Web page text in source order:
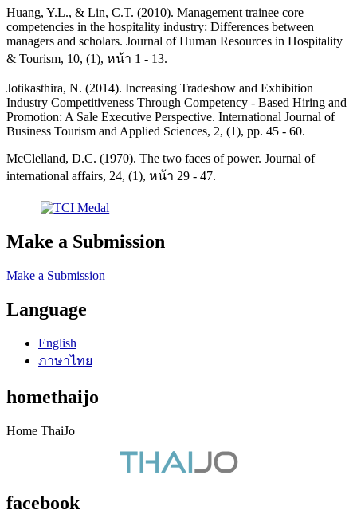
Huang, Y.L., & Lin, C.T. (2010). Management trainee core
competencies in the hospitality industry: Differences between
managers and scholars. Journal of Human Resources in Hospitality
& Tourism, 10, (1), หน้า 1 - 13.
Jotikasthira, N. (2014). Increasing Tradeshow and Exhibition
Industry Competitiveness Through Competency - Based Hiring and
Promotion: A Sale Executive Perspective. International Journal of
Business Tourism and Applied Sciences, 2, (1), pp. 45 - 60.
McClelland, D.C. (1970). The two faces of power. Journal of
international affairs, 24, (1), หน้า 29 - 47.
Make a Submission
Make a Submission
Language
English
ภาษาไทย
homethaijo
Home ThaiJo
facebook